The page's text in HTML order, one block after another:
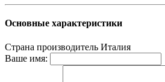
Основные характеристики
Страна производитель Италия
Ваше имя: